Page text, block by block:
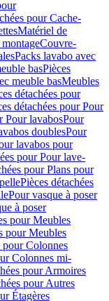
pour Cache-
Matériel de
Couvre-
Packs lavabo avec
basPièces
meuble basMeubles
détachées pour
détachées pour Pour
Pour lavabosPour
doublesPour
lavabos pour
pour Pour lave-
pour Plans pour
Pièces détachées
Pour vasque à poser
à poser
pour Meubles
pour Meubles
pour Colonnes
Colonnes mi-
pour Armoires
pour Autres
Étagères